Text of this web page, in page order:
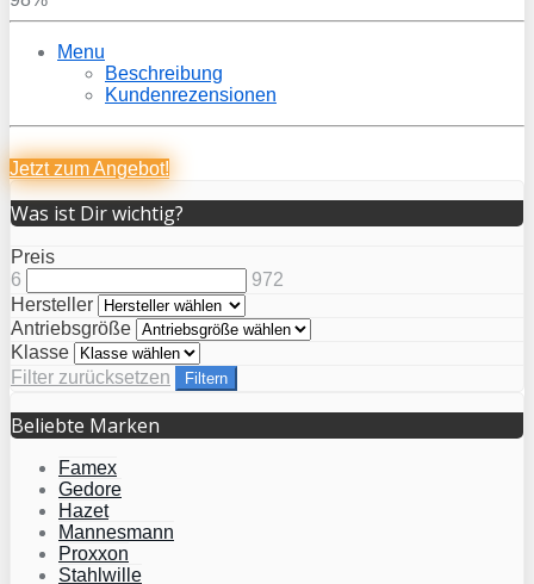
Menu
Beschreibung
Kundenrezensionen
Jetzt zumAngebot!
Was ist Dir wichtig?
Preis
6
972
Hersteller
Antriebsgröße
Klasse
Filter zurücksetzen
Filtern
Beliebte Marken
Famex
Gedore
Hazet
Mannesmann
Proxxon
Stahlwille